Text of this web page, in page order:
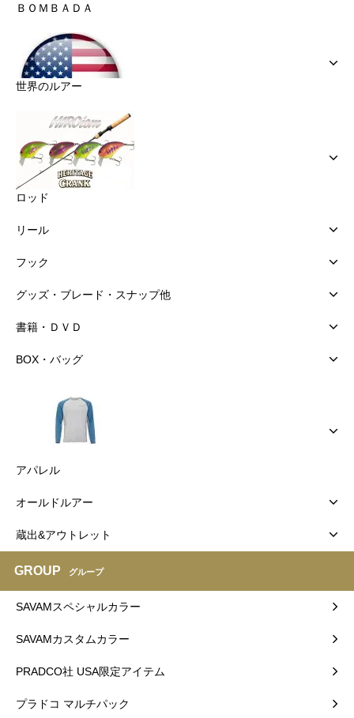
ＢＯＭＢＡＤＡ
世界のルアー
ロッド
リール
フック
グッズ・ブレード・スナップ他
書籍・ＤＶＤ
BOX・バッグ
アパレル
オールドルアー
蔵出&アウトレット
GROUP グループ
SAVAMスペシャルカラー
SAVAMカスタムカラー
PRADCO社 USA限定アイテム
プラドコ マルチパック